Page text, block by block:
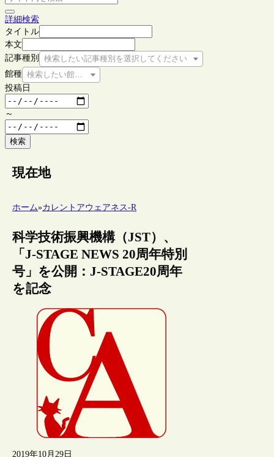
詳細検索
タイトル
本文
記事種別
検索したい記事種別を選択してください
館種 検索したい館種を選択してください
投稿日
～
検索
現在地
ホーム»カレントアウェアネス-R
科学技術振興機構（JST）、
「J-STAGE NEWS 20周年特別
号」を公開：J-STAGE20周年
を記念
2019年10月29日